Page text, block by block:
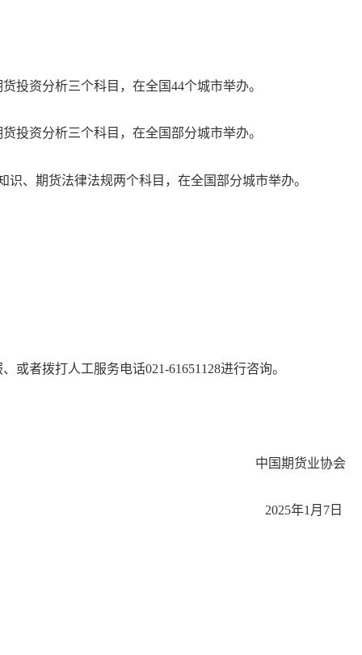
投资分析三个科目，在全国44个城市举办。
投资分析三个科目，在全国部分城市举办。
、期货法律法规两个科目，在全国部分城市举办。
或者拨打人工服务电话021-61651128进行咨询。
中国期货业协会
2025年1月7日